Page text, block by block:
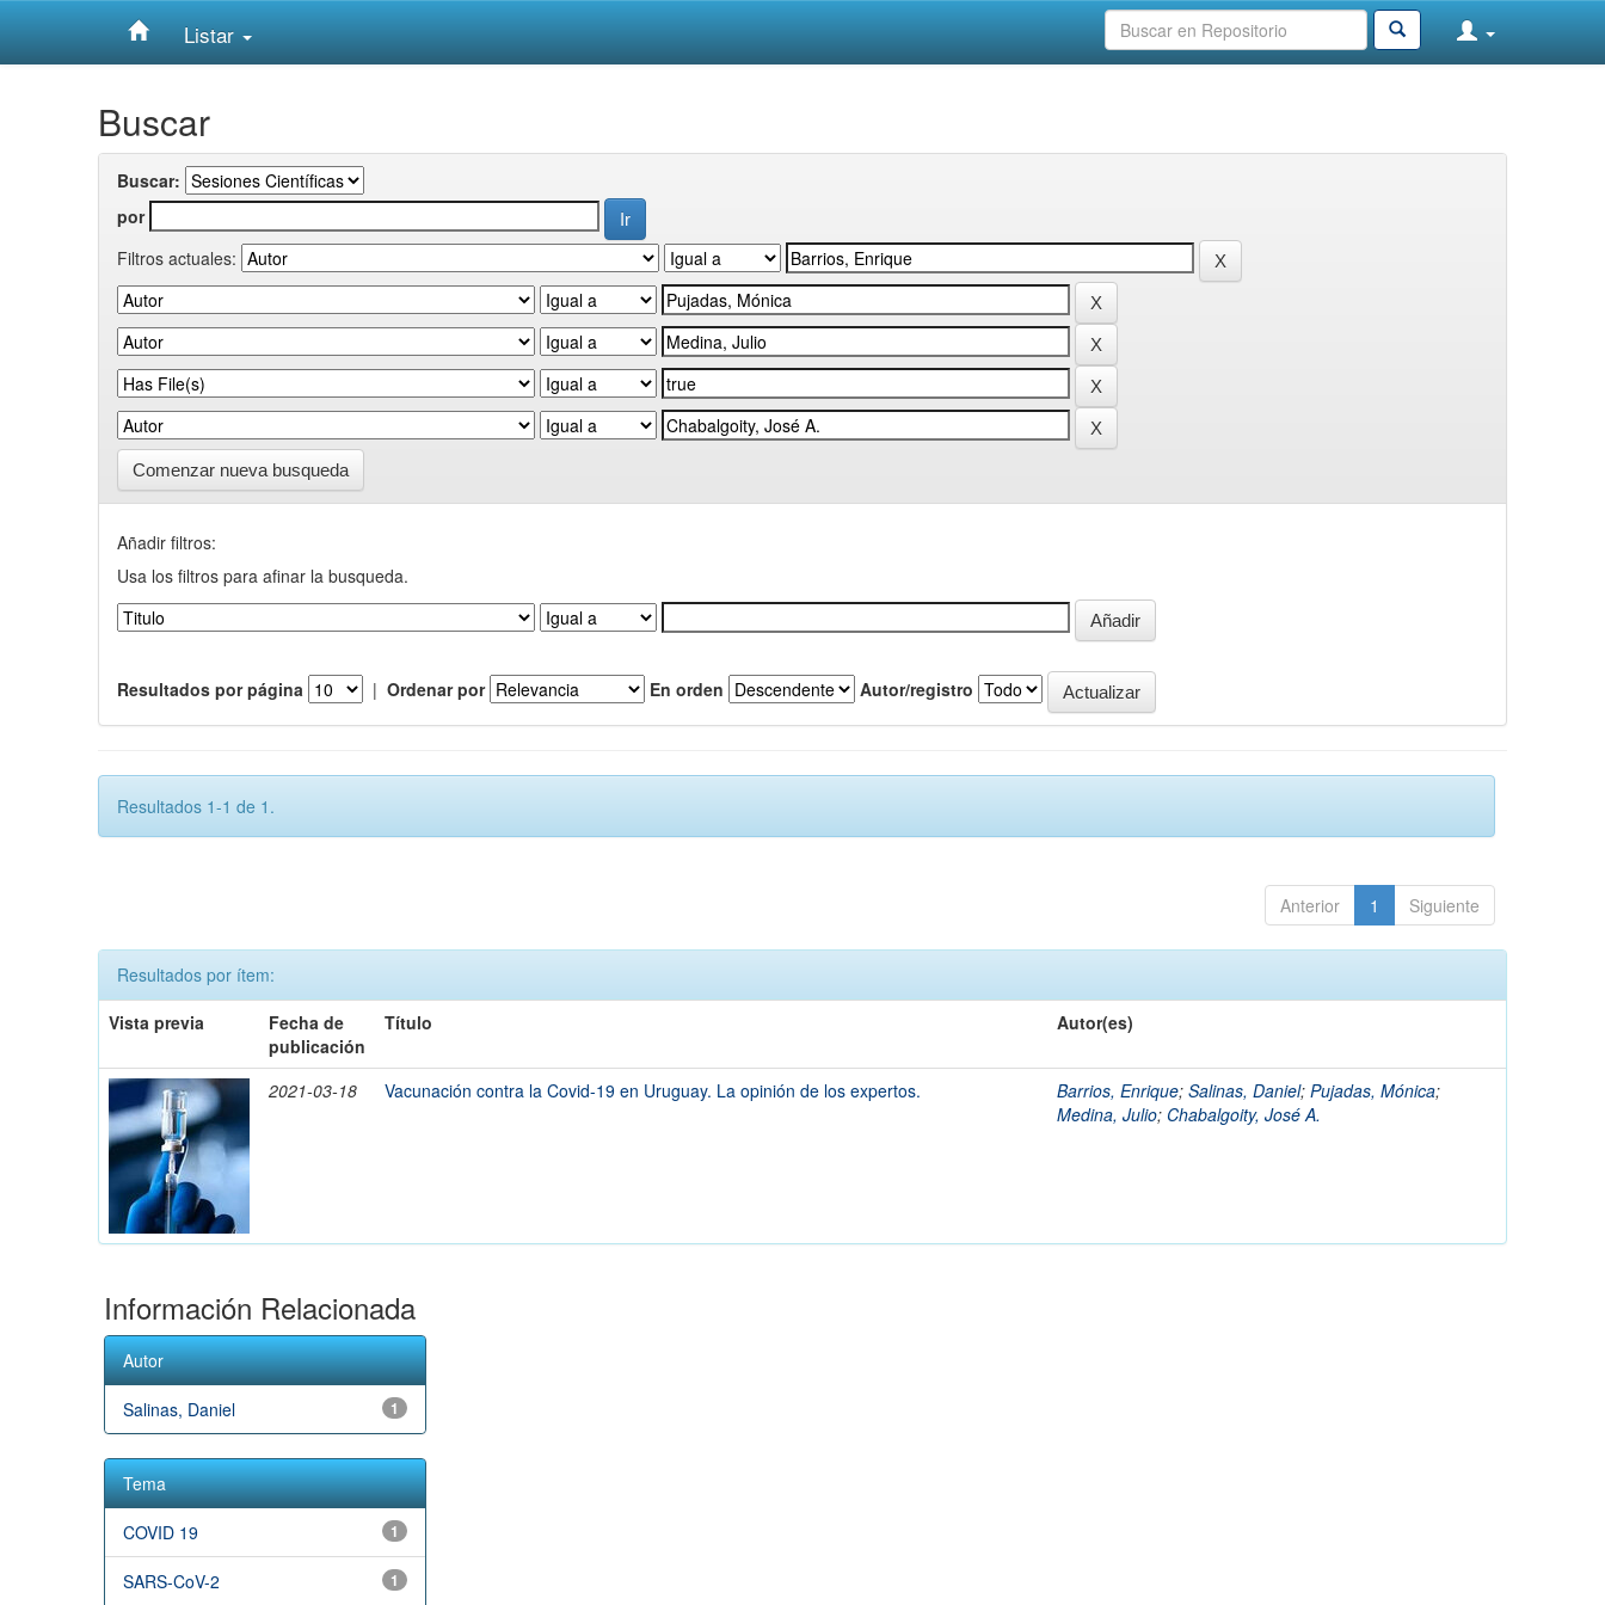
Listar
Buscar
Buscar:
por
Filtros actuales:
Comenzar nueva busqueda
Añadir filtros:
Usa los filtros para afinar la busqueda.
Resultados por página | Ordenar por En orden Autor/registro
Resultados 1-1 de 1.
Anterior 1 Siguiente
Resultados por ítem:
Vista previa
Fecha de
publicación
Título Autor(es)
2021-03-18 Vacunación contra la Covid-19 en Uruguay. La opinión de los expertos. Barrios, Enrique; Salinas, Daniel; Pujadas, Mónica;
Medina, Julio; Chabalgoity, José A.
Información Relacionada
Autor
1
Salinas, Daniel
Tema
1
COVID 19
1
SARS-CoV-2